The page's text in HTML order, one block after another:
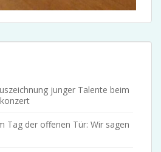
junger Talente beim
Tag der offenen Tür: Wir sagen